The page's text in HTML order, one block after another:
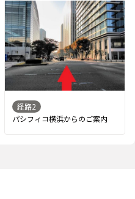
経路2
パシフィコ横浜からのご案内